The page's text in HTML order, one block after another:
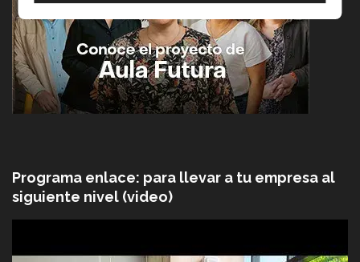
Programa enlace: para llevar a tu empresa al
siguiente nivel (video)